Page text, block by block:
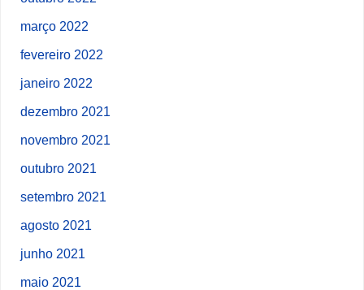
março 2022
fevereiro 2022
janeiro 2022
dezembro 2021
novembro 2021
outubro 2021
setembro 2021
agosto 2021
junho 2021
maio 2021